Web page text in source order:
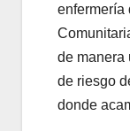
enfermería
de manera
de riesgo
donde